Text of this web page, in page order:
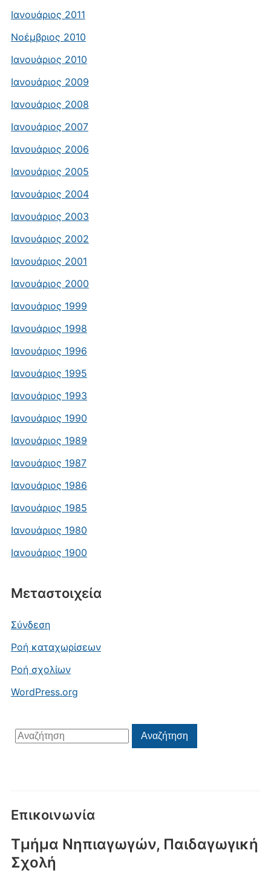
Ιανουάριος 2011
Νοέμβριος 2010
Ιανουάριος 2010
Ιανουάριος 2009
Ιανουάριος 2008
Ιανουάριος 2007
Ιανουάριος 2006
Ιανουάριος 2005
Ιανουάριος 2004
Ιανουάριος 2003
Ιανουάριος 2002
Ιανουάριος 2001
Ιανουάριος 2000
Ιανουάριος 1999
Ιανουάριος 1998
Ιανουάριος 1996
Ιανουάριος 1995
Ιανουάριος 1993
Ιανουάριος 1990
Ιανουάριος 1989
Ιανουάριος 1987
Ιανουάριος 1986
Ιανουάριος 1985
Ιανουάριος 1980
Ιανουάριος 1900
Μεταστοιχεία
Σύνδεση
Ροή καταχωρίσεων
Ροή σχολίων
WordPress.org
Αναζήτηση
για:
Αναζήτηση
Επικοινωνία
Τμήμα Νηπιαγωγών, Παιδαγωγική
Σχολή